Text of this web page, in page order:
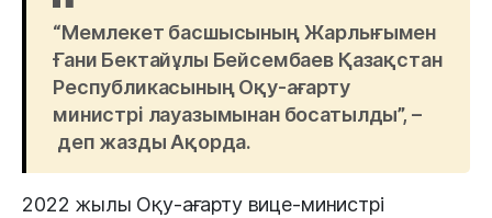
“Мемлекет басшысының Жарлығымен
Ғани Бектайұлы Бейсембаев Қазақстан
Республикасының Оқу-ағарту
министрі лауазымынан босатылды”, –
деп жазды Ақорда.
2022 жылы Оқу-ағарту вице-министрі